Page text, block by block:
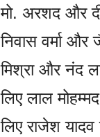
मो. अरशद और
निवास वर्मा
मिश्रा और नंद
लिए लाल
लिए राजेश